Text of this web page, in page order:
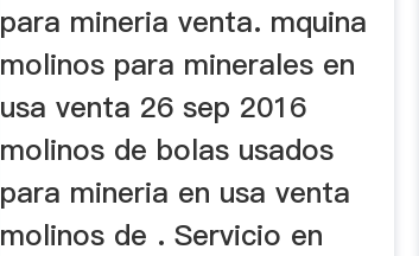
para mineria venta. mquina
molinos para minerales en
usa venta 26 sep 2016
molinos de bolas usados
para mineria en usa venta
molinos de . Servicio en